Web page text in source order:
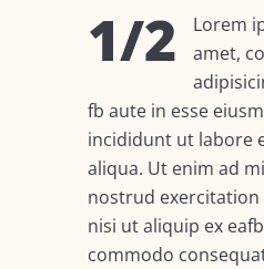
1/2
Lorem
amet,
fb aute in esse
incididunt ut labore
aliqua. Ut enim ad
nostrud
nisi ut aliquip ex
commodo